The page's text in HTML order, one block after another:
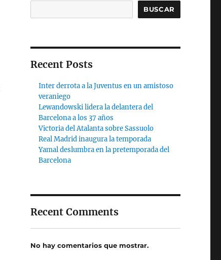
BUSCAR
Recent Posts
Inter derrota a la Juventus en un amistoso
veraniego
Lewandowski lidera la delantera del
Barcelona a los 37 años
Victoria del Atalanta sobre Sassuolo
Real Madrid inaugura la temporada
Yamal deslumbra en la pretemporada del
Barcelona
Recent Comments
No hay comentarios que mostrar.